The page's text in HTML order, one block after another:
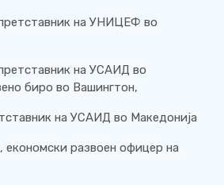
на УНИЦЕФ во
на УСАИД во
биро во Вашингтон,
на УСАИД во Македонија
развоен офицер на